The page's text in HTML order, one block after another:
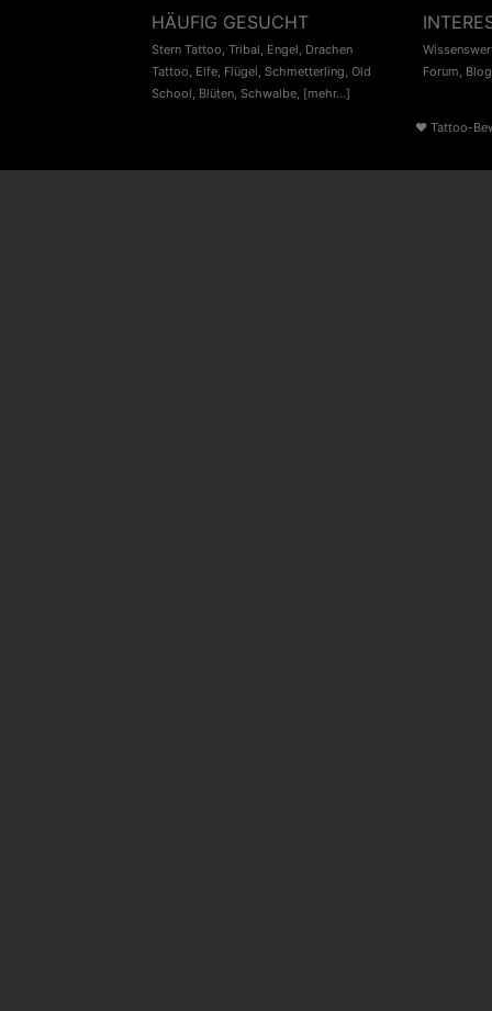
HÄUFIG GESUCHT
Stern Tattoo, Tribal, Engel, Drachen
Tattoo, Elfe, Flügel, Schmetterling, Old
School, Blüten, Schwalbe, [mehr...]
Forum, Blog
♥ Tattoo-